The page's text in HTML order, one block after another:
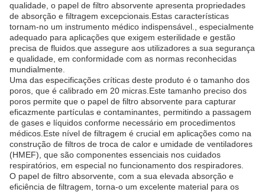
qualidade, o papel de filtro absorvente apresenta propriedades
de absorção e filtragem excepcionais.Estas características
tornam-no um instrumento médico indispensável., especialmente
adequado para aplicações que exigem esterilidade e gestão
precisa de fluidos.que assegure aos utilizadores a sua segurança
e qualidade, em conformidade com as normas reconhecidas
mundialmente.
Uma das especificações críticas deste produto é o tamanho dos
poros, que é calibrado em 20 micras.Este tamanho preciso dos
poros permite que o papel de filtro absorvente para capturar
eficazmente partículas e contaminantes, permitindo a passagem
de gases e líquidos conforme necessário em procedimentos
médicos.Este nível de filtragem é crucial em aplicações como na
construção de filtros de troca de calor e umidade de ventiladores
(HMEF), que são componentes essenciais nos cuidados
respiratórios, em especial no funcionamento dos respiradores.
O papel de filtro absorvente, com a sua elevada absorção e
eficiência de filtragem, torna-o um excelente material para os